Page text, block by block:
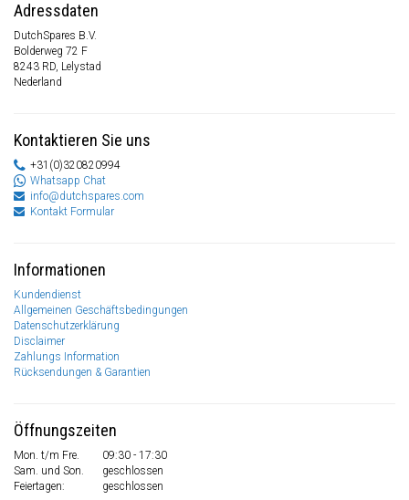
Adressdaten
DutchSpares B.V.
Bolderweg 72 F
8243 RD, Lelystad
Nederland
Kontaktieren Sie uns
+31(0)320820994
Whatsapp Chat
info@dutchspares.com
Kontakt Formular
Informationen
Kundendienst
Allgemeinen Geschäftsbedingungen
Datenschutzerklärung
Disclaimer
Zahlungs Information
Rücksendungen & Garantien
Öffnungszeiten
Mon. t/m Fre.
09:30 - 17:30
Sam. und Son.
geschlossen
Feiertagen:
geschlossen